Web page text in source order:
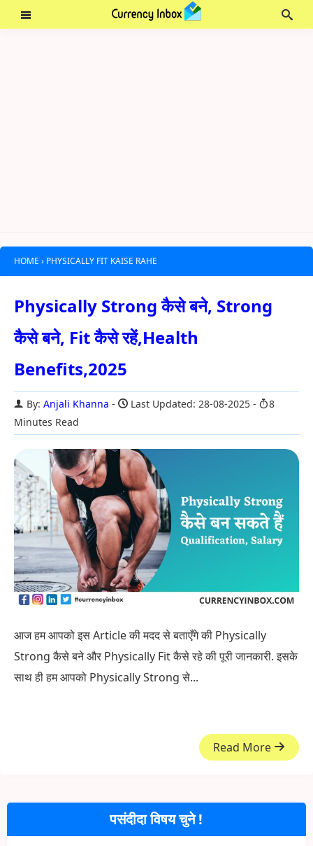
HOME › PHYSICALLY FIT KAISE RAHE
Physically Strong कैसे बने, Strong
कैसे बने, Fit कैसे रहें,Health
Benefits,2025
By: Anjali Khanna Last Updated: 28-08-2025
8
Minutes Read
आज हम आपको इस Article की मदद से बताएँगे की Physically
Strong कैसे बने और Physically Fit कैसे रहे की पूरी जानकारी. इसके
साथ ही हम आपको Physically Strong से...
Read More
पसंदीदा विषय चुने !